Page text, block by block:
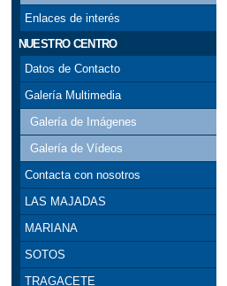
Enlaces de interés
NUESTRO CENTRO
Datos de Contacto
Galería Multimedia
Galería de Imágenes
Galería de Vídeos
Contacta con nosotros
LAS MAJADAS
MARIANA
SOTOS
TRAGACETE